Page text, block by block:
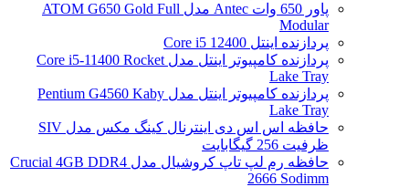
پاور 650 وات Antec مدل ATOM G650 Gold Full
Modular
پردازنده اینتل Core i5 12400
پردازنده کامپیوتر اینتل مدل Core i5-11400 Rocket
Lake Tray
پردازنده کامپیوتر اینتل مدل Pentium G4560 Kaby
Lake Tray
حافظه اس اس دی اینترنال کینگ مکس مدل SIV
ظرفیت 256 گیگابایت
حافظه رم لپ تاپ کروشیال مدل Crucial 4GB DDR4
2666 Sodimm